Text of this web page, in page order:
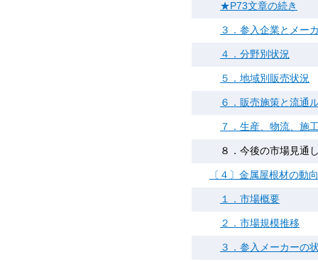
★P73文章の続き
３．参入企業とメー
４．分野別状況
５．地域別販売状況
６．販売施策と流通
７．生産、物流、施
８．今後の市場見通
〔４〕金属屋根材の動向
１．市場概要
２．市場規模推移
３．参入メーカーの